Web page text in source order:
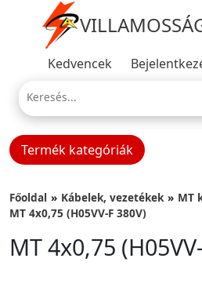
Kedvencek
Termék kategóriák
Főoldal Kábelek, vezetékek
MT
MT 4x0,75 (H05VV-F 380V)
MT 4x0,75